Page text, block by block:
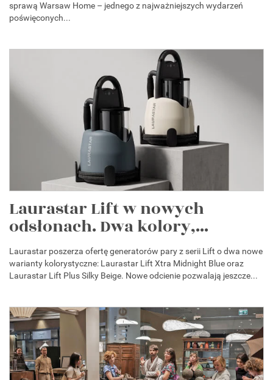
sprawą Warsaw Home – jednego z najważniejszych wydarzeń
poświęconych...
Laurastar Lift w nowych
odsłonach. Dwa kolory,...
Laurastar poszerza ofertę generatorów pary z serii Lift o dwa nowe
warianty kolorystyczne: Laurastar Lift Xtra Midnight Blue oraz
Laurastar Lift Plus Silky Beige. Nowe odcienie pozwalają jeszcze...